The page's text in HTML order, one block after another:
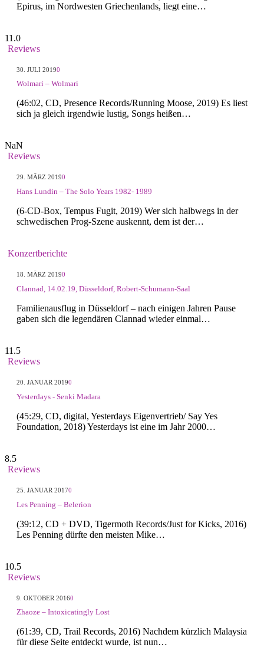
Epirus, im Nordwesten Griechenlands, liegt eine…
11.0
Reviews
30. JULI 20190
Wolmari – Wolmari
(46:02, CD, Presence Records/Running Moose, 2019) Es liest
sich ja gleich irgendwie lustig, Songs heißen…
NaN
Reviews
29. MÄRZ 20190
Hans Lundin – The Solo Years 1982- 1989
(6-CD-Box, Tempus Fugit, 2019) Wer sich halbwegs in der
schwedischen Prog-Szene auskennt, dem ist der…
Konzertberichte
18. MÄRZ 20190
Clannad, 14.02.19, Düsseldorf, Robert-Schumann-Saal
Familienausflug in Düsseldorf – nach einigen Jahren Pause
gaben sich die legendären Clannad wieder einmal…
11.5
Reviews
20. JANUAR 20190
Yesterdays - Senki Madara
(45:29, CD, digital, Yesterdays Eigenvertrieb/ Say Yes
Foundation, 2018) Yesterdays ist eine im Jahr 2000…
8.5
Reviews
25. JANUAR 20170
Les Penning – Belerion
(39:12, CD + DVD, Tigermoth Records/Just for Kicks, 2016)
Les Penning dürfte den meisten Mike…
10.5
Reviews
9. OKTOBER 20160
Zhaoze – Intoxicatingly Lost
(61:39, CD, Trail Records, 2016) Nachdem kürzlich Malaysia
für diese Seite entdeckt wurde, ist nun…